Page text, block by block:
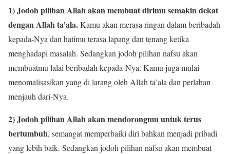
1) Jodoh pilihan Allah akan membuat dirimu semakin dekat
dengan Allah ta’ala.Kamu akan merasa ringan dalam beribadah
kepada-Nya dan hatimu terasa lapang dan tenang ketika
menghadapi masalah. Sedangkan jodoh pilihan nafsu akan
membuatmu lalai beribadah kepada-Nya. Kamu juga mulai
menomalisasikan yang di larang oleh Allah ta’ala dan perlahan
menjauh dari-Nya.
2) Jodoh pilihan Allah akan mendorongmu untuk terus
bertumbuh, semangat memperbaiki diri bahkan menjadi pribadi
yang lebih baik. Sedangkan jodoh pilihan nafsu akan membuat